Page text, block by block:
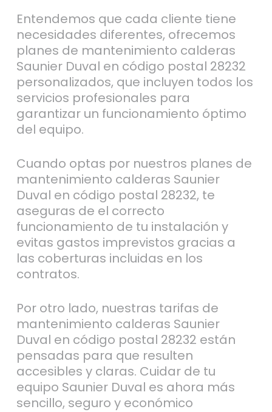
Entendemos que cada cliente tiene
necesidades diferentes, ofrecemos
planes de mantenimiento calderas
Saunier Duval en código postal 28232
personalizados, que incluyen todos los
servicios profesionales para
garantizar un funcionamiento óptimo
del equipo.
Cuando optas por nuestros planes de
mantenimiento calderas Saunier
Duval en código postal 28232, te
aseguras de el correcto
funcionamiento de tu instalación y
evitas gastos imprevistos gracias a
las coberturas incluidas en los
contratos.
Por otro lado, nuestras tarifas de
mantenimiento calderas Saunier
Duval en código postal 28232 están
pensadas para que resulten
accesibles y claras. Cuidar de tu
equipo Saunier Duval es ahora más
sencillo, seguro y económico